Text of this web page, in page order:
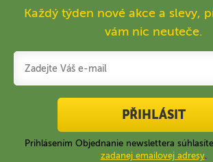
Každý týden nové akce a slevy,
vám nic neuteče.
PŘIHLÁSIT
Prihlásením Objednanie newslettera
zadanej emailovej adresy.